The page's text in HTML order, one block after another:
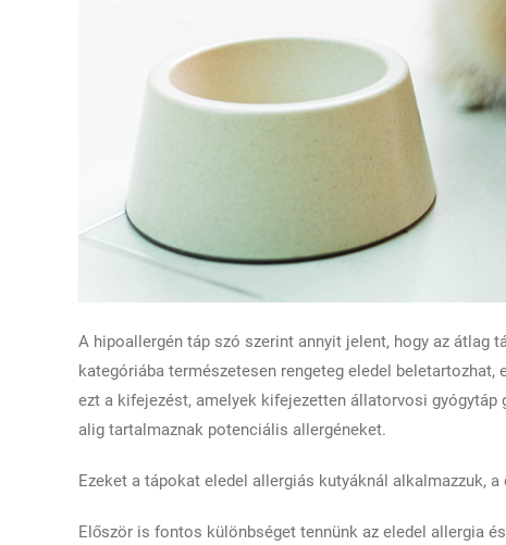
A hipoallergén táp szó szerint annyit jelent, hogy az átlag
kategóriába természetesen rengeteg eledel
ezt a kifejezést, amelyek kifejezetten állatorvosi
alig tartalmaznak potenciális allergéneket.
Ezeket a tápokat eledel allergiás kutyáknál alkalmazzuk,
Először is fontos különbséget tennünk az eledel allergia